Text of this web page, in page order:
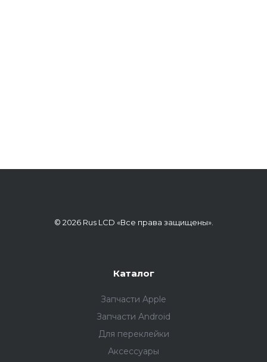
© 2026 Rus LCD «Все права защищены».
Каталог
Запчасти Apple
Запчасти Android
Для переклейки
Аксессуары